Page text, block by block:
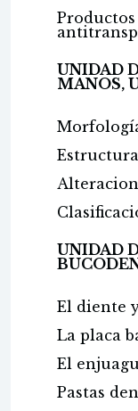
UNIDAD
MANOS,
UNIDAD
El diente
La placa
El
Pastas